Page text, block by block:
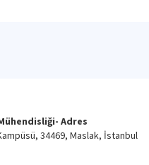
Adres
34469, Maslak, İstanbul